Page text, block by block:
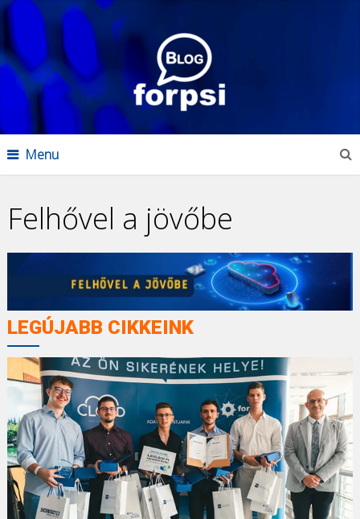
Menu
Felhővel a jövőbe
LEGÚJABB CIKKEINK